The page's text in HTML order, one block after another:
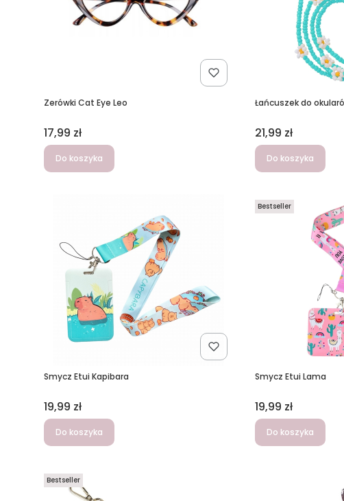
Zerówki Cat Eye Leo
Cena
17,99 zł
Do koszyka
Łańcuszek do
Cena
21,99 zł
Do koszyka
Smycz Etui Kapibara
Cena
19,99 zł
Do koszyka
Bestseller
Smycz Etui Lama
Cena
19,99 zł
Do koszyka
Bestseller